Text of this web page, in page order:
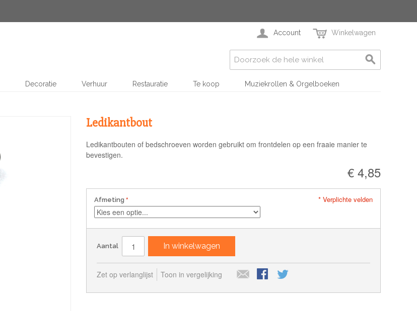
Account Winkelwagen
Decoratie Verhuur Restauratie Te koop Muziekrollen & Orgelboeken
Ledikantbout
Ledikantbouten of bedschroeven worden gebruikt om frontdelen op een fraaie manier te
bevestigen.
€ 4,85
Afmeting * Verplichte velden
Aantal In winkelwagen
Zet op verlanglijst Toon in vergelijking